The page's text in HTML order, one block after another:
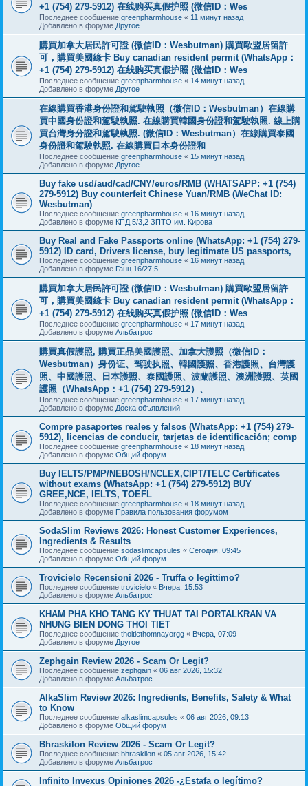
+1 (754) 279-5912) 在线购买真假护照 (微信ID：Wes
Последнее сообщение greenpharmhouse « 11 минут назад
Добавлено в форуме Другое
購買加拿大居民許可證 (微信ID：Wesbutman) 購買歐盟居留許
可，購買美國綠卡 Buy canadian resident permit (WhatsApp：
+1 (754) 279-5912) 在线购买真假护照 (微信ID：Wes
Последнее сообщение greenpharmhouse « 14 минут назад
Добавлено в форуме Другое
在線購買香港身份證和駕駛執照（微信ID：Wesbutman）在線購
買中國身份證和駕駛執照. 在線購買韓國身份證和駕駛執照. 線上購
買台灣身分證和駕駛執照. (微信ID：Wesbutman）在線購買泰國
身份證和駕駛執照. 在線購買日本身份證和
Последнее сообщение greenpharmhouse « 15 минут назад
Добавлено в форуме Другое
Buy fake usd/aud/cad/CNY/euros/RMB (WHATSAPP: +1 (754)
279-5912) Buy counterfeit Chinese Yuan/RMB (WeChat ID:
Wesbutman)
Последнее сообщение greenpharmhouse « 16 минут назад
Добавлено в форуме КПД 5/3,2 ЗПТО им. Кирова
Buy Real and Fake Passports online (WhatsApp: +1 (754) 279-
5912) ID card, Drivers license, buy legitimate US passports,
Последнее сообщение greenpharmhouse « 16 минут назад
Добавлено в форуме Ганц 16/27,5
購買加拿大居民許可證 (微信ID：Wesbutman) 購買歐盟居留許
可，購買美國綠卡 Buy canadian resident permit (WhatsApp：
+1 (754) 279-5912) 在线购买真假护照 (微信ID：Wes
Последнее сообщение greenpharmhouse « 17 минут назад
Добавлено в форуме Альбатрос
購買真假護照, 購買正品美國護照、加拿大護照（微信ID：
Wesbutman）身份证、驾驶执照、韓國護照、香港護照、台灣護
照、中國護照、日本護照、泰國護照、波蘭護照、澳洲護照、英國
護照（WhatsApp：+1 (754) 279-5912）、
Последнее сообщение greenpharmhouse « 17 минут назад
Добавлено в форуме Доска объявлений
Compre pasaportes reales y falsos (WhatsApp: +1 (754) 279-
5912), licencias de conducir, tarjetas de identificación; comp
Последнее сообщение greenpharmhouse « 18 минут назад
Добавлено в форуме Общий форум
Buy IELTS/PMP/NEBOSH/NCLEX,CIPT/TELC Certificates
without exams (WhatsApp: +1 (754) 279-5912) BUY
GREE,NCE, IELTS, TOEFL
Последнее сообщение greenpharmhouse « 18 минут назад
Добавлено в форуме Правила пользования форумом
SodaSlim Reviews 2026: Honest Customer Experiences,
Ingredients & Results
Последнее сообщение sodaslimcapsules « Сегодня, 09:45
Добавлено в форуме Общий форум
Trovicielo Recensioni 2026 - Truffa o legittimo?
Последнее сообщение trovicielo « Вчера, 15:53
Добавлено в форуме Альбатрос
KHAM PHA KHO TANG KY THUAT TAI PORTALKRAN VA
NHUNG BIEN DONG THOI TIET
Последнее сообщение thoitiethomnayorgg « Вчера, 07:09
Добавлено в форуме Другое
Zephgain Review 2026 - Scam Or Legit?
Последнее сообщение zephgain « 06 авг 2026, 15:32
Добавлено в форуме Альбатрос
AlkaSlim Review 2026: Ingredients, Benefits, Safety & What
to Know
Последнее сообщение alkaslimcapsules « 06 авг 2026, 09:13
Добавлено в форуме Общий форум
Bhraskilon Review 2026 - Scam Or Legit?
Последнее сообщение bhraskilon « 05 авг 2026, 15:42
Добавлено в форуме Альбатрос
Infinito Invexus Opiniones 2026 -¿Estafa o legítimo?